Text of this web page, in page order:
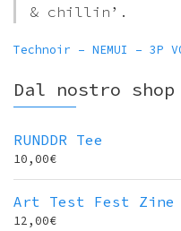
& chillin’.
Technoir – NEMUI – 3P
Dal nostro shop
RUNDDR Tee
10,00€
Art Test Fest Zine
12,00€